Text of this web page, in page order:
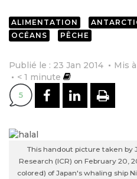
ALIMENTATION
OCÉANS
PÊCHE
Publié le : 23 Jan 2014
Mis
< 1 minute
5 PARTAGER
This handout picture taken by
Research (ICR) on February 20,
colored) of Japan's whaling ship